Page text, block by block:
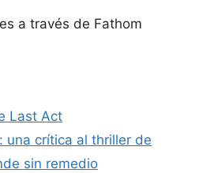
a través de Fathom
Last Act
una crítica al thriller de
sin remedio